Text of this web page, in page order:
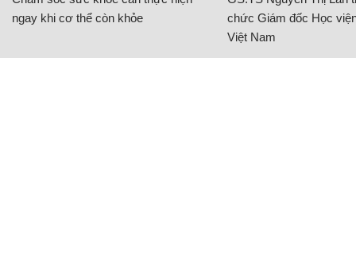
ngay khi cơ thể còn khỏe
chức Giám đốc Học
Việt Nam